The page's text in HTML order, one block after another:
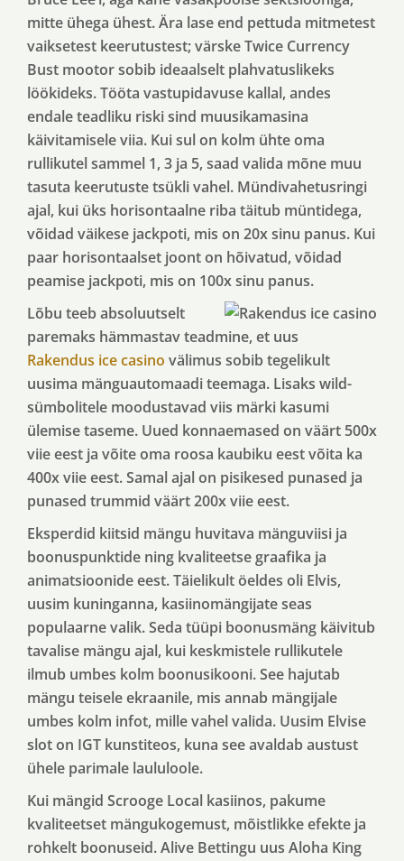
mitte ühega ühest. Ära lase end pettuda mitmetest
vaiksetest keerutustest; värske Twice Currency
Bust mootor sobib ideaalselt plahvatuslikeks
löökideks. Tööta vastupidavuse kallal, andes
endale teadliku riski sind muusikamasina
käivitamisele viia. Kui sul on kolm ühte oma
rullikutel sammel 1, 3 ja 5, saad valida mõne muu
tasuta keerutuste tsükli vahel. Mündivahetusringi
ajal, kui üks horisontaalne riba täitub müntidega,
võidad väikese jackpoti, mis on 20x sinu panus. Kui
paar horisontaalset joont on hõivatud, võidad
peamise jackpoti, mis on 100x sinu panus.
Lõbu teeb absoluutselt
paremaks hämmastav teadmine, et uus
Rakendus ice casino välimus sobib tegelikult
uusima mänguautomaadi teemaga. Lisaks wild-
sümbolitele moodustavad viis märki kasumi
ülemise taseme. Uued konnaemased on väärt 500x
viie eest ja võite oma roosa kaubiku eest võita ka
400x viie eest. Samal ajal on pisikesed punased ja
punased trummid väärt 200x viie eest.
Eksperdid kiitsid mängu huvitava mänguviisi ja
boonuspunktide ning kvaliteetse graafika ja
animatsioonide eest. Täielikult öeldes oli Elvis,
uusim kuninganna, kasiinomängijate seas
populaarne valik. Seda tüüpi boonusmäng käivitub
tavalise mängu ajal, kui keskmistele rullikutele
ilmub umbes kolm boonusikooni. See hajutab
mängu teisele ekraanile, mis annab mängijale
umbes kolm infot, mille vahel valida. Uusim Elvise
slot on IGT kunstiteos, kuna see avaldab austust
ühele parimale laululoole.
Kui mängid Scrooge Local kasiinos, pakume
kvaliteetset mängukogemust, mõistlikke efekte ja
rohkelt boonuseid. Alive Bettingu uus Aloha King